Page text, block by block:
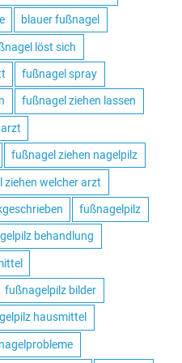
blauer fußnagel
löst sich
fußnagel spray
fußnagel ziehen lassen
fußnagel ziehen nagelpilz
ziehen welcher arzt
fußnagelpilz
behandlung
fußnagelpilz bilder
hausmittel